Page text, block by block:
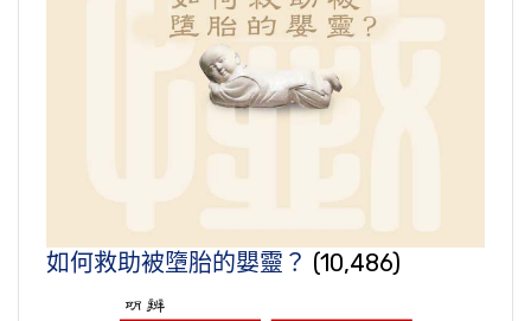
如何救助被墮胎的嬰靈？ (10,486)